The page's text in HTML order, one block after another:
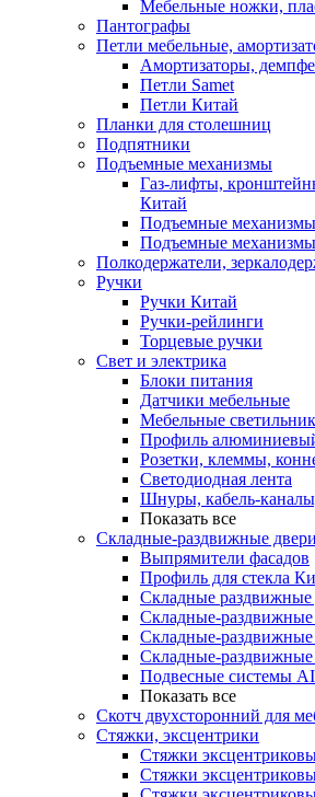
Мебельные ножки,
Пантографы
Петли мебельные,
Амортизаторы,
Петли Samet
Петли Китай
Планки для столешниц
Подпятники
Подъемные механизмы
Газ-лифты,
Китай
Подъемные механизмы
Подъемные механизмы
Полкодержатели,
Ручки
Ручки Китай
Ручки-рейлинги
Торцевые ручки
Свет и электрика
Блоки питания
Датчики мебельные
Мебельные
Профиль
Розетки, клеммы,
Светодиодная лента
Шнуры, кабель-
Показать все
Складные-раздвижные двери
Выпрямители фасадов
Профиль для стекла
Складные раздвижные
Складные-раздвижные
Складные-
Складные-
Подвесные системы
Показать все
Скотч двухсторонний для
Стяжки, эксцентрики
Cтяжки
Стяжки